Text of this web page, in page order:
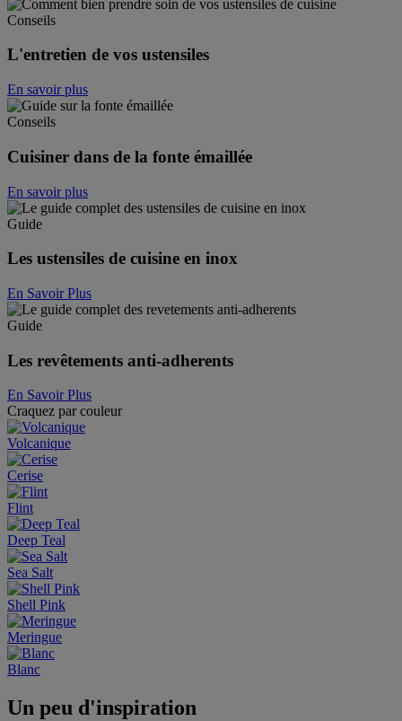
Conseils
L'entretien de vos ustensiles
En savoir plus
Conseils
Cuisiner dans de la fonte émaillée
En savoir plus
Guide
Les ustensiles de cuisine en inox
En Savoir Plus
Guide
Les revêtements anti-adherents
En Savoir Plus
Craquez par couleur
Volcanique
Cerise
Flint
Deep Teal
Sea Salt
Shell Pink
Meringue
Blanc
Un peu d'inspiration